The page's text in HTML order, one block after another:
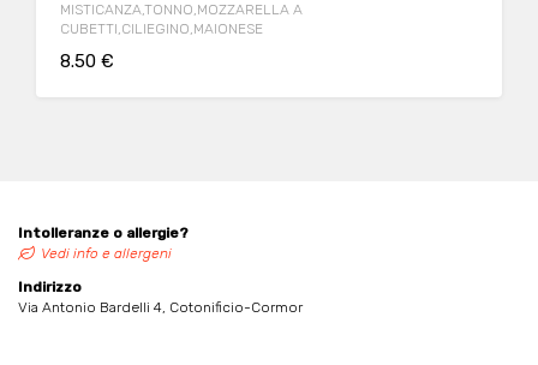
MISTICANZA,TONNO,MOZZARELLA A
CUBETTI,CILIEGINO,MAIONESE
8.50 €
Intolleranze o allergie?
Vedi info e allergeni
Indirizzo
Via Antonio Bardelli 4, Cotonificio-Cormor